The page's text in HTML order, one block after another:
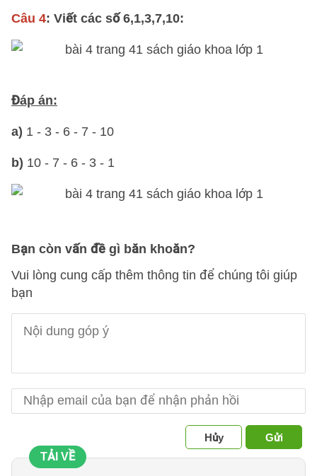
Câu 4: Viết các số 6,1,3,7,10:
Đáp án:
a) 1 - 3 - 6 - 7 - 10
b) 10 - 7 - 6 - 3 - 1
Bạn còn vấn đề gì băn khoăn?
Vui lòng cung cấp thêm thông tin để chúng tôi giúp
bạn
Hủy
Gửi
TẢI VỀ